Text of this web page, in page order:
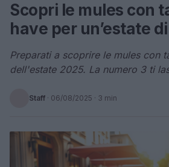
Scopri le mules con
have per un’estate
Preparati a scoprire le mules con
dell'estate 2025. La numero 3 ti
Staff · 06/08/2025 · 3 min